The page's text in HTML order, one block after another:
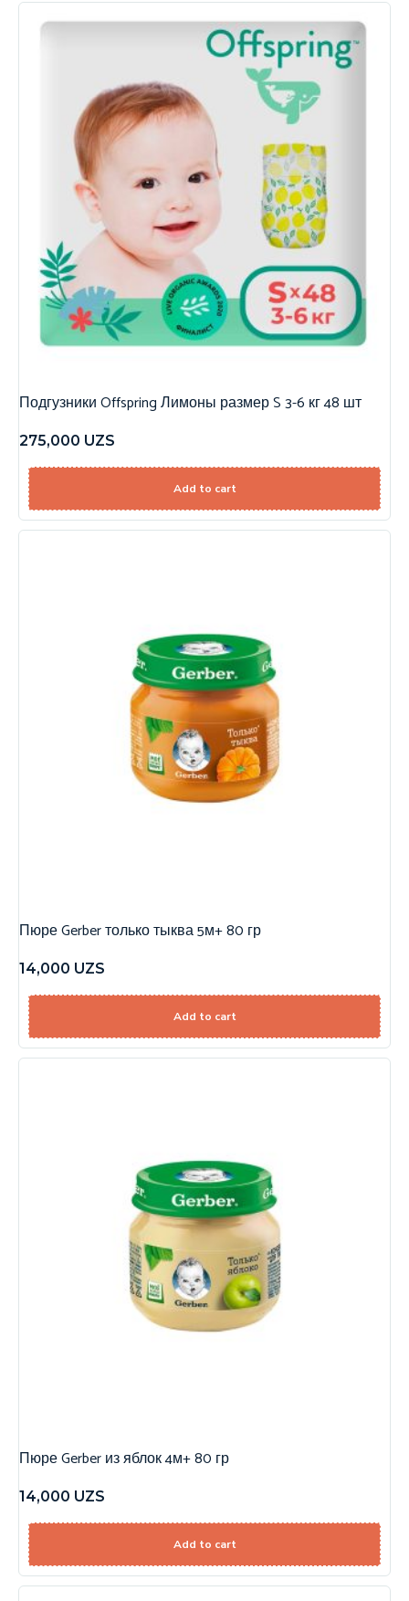
Подгузники Offspring Лимоны размер S 3-6 кг 48 шт
275,000 UZS
Add to cart
Пюре Gerber только тыква 5м+ 80 гр
14,000 UZS
Add to cart
Пюре Gerber из яблок 4м+ 80 гр
14,000 UZS
Add to cart